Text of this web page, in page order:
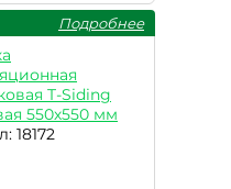
Подробнее
T-Siding
550х550 мм
18172